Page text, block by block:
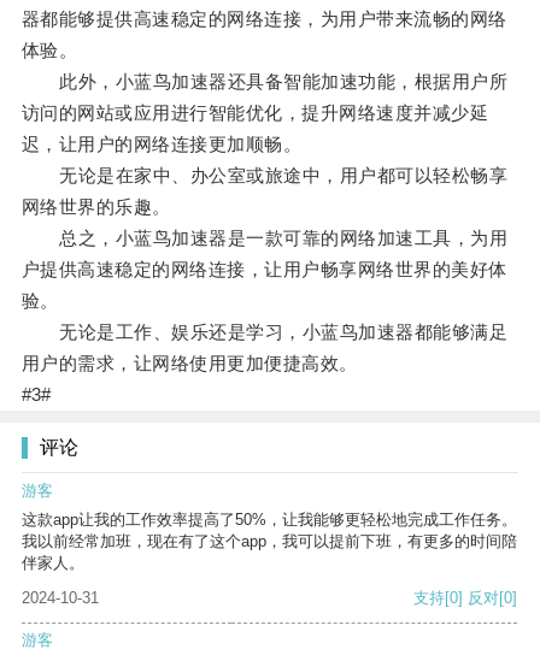
器都能够提供高速稳定的网络连接，为用户带来流畅的网络
体验。
此外，小蓝鸟加速器还具备智能加速功能，根据用户所
访问的网站或应用进行智能优化，提升网络速度并减少延
迟，让用户的网络连接更加顺畅。
无论是在家中、办公室或旅途中，用户都可以轻松畅享
网络世界的乐趣。
总之，小蓝鸟加速器是一款可靠的网络加速工具，为用
户提供高速稳定的网络连接，让用户畅享网络世界的美好体
验。
无论是工作、娱乐还是学习，小蓝鸟加速器都能够满足
用户的需求，让网络使用更加便捷高效。
#3#
评论
游客
这款app让我的工作效率提高了50%，让我能够更轻松地完成工作任务。
我以前经常加班，现在有了这个app，我可以提前下班，有更多的时间陪
伴家人。
2024-10-31
支持[0] 反对[0]
游客